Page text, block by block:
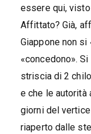
essere qui,
Affittato? Già,
Giappone non si
«concedono».
striscia di 2
e che le autorità
giorni del
riaperto dalle